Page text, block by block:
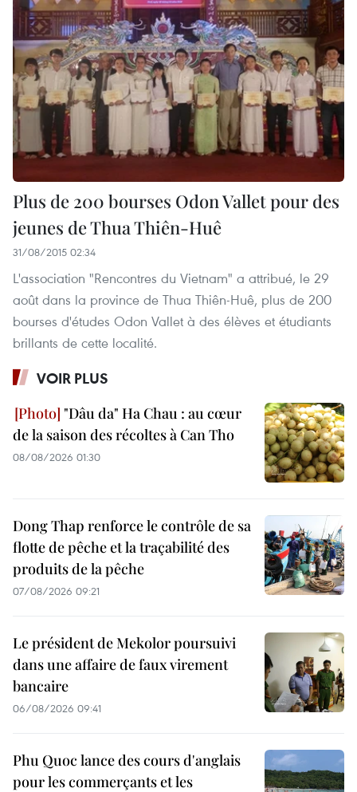
Plus de 200 bourses Odon Vallet pour des
jeunes de Thua Thiên-Huê
31/08/2015 02:34
L'association "Rencontres du Vietnam" a attribué, le 29
août dans la province de Thua Thiên-Huê, plus de 200
bourses d'études Odon Vallet à des élèves et étudiants
brillants de cette localité.
VOIR PLUS
"Dâu da" Ha Chau : au cœur
de la saison des récoltes à Can Tho
08/08/2026 01:30
Dong Thap renforce le contrôle de sa
flotte de pêche et la traçabilité des
produits de la pêche
07/08/2026 09:21
Le président de Mekolor poursuivi
dans une affaire de faux virement
bancaire
06/08/2026 09:41
Phu Quoc lance des cours d'anglais
pour les commerçants et les